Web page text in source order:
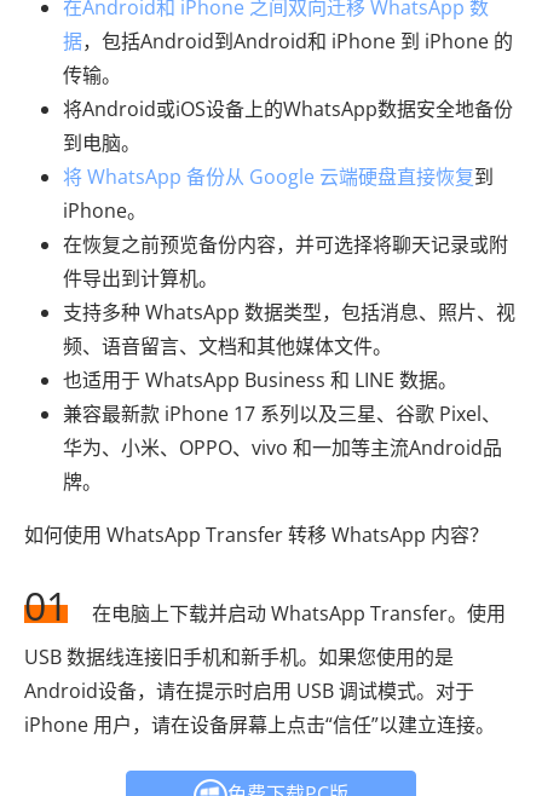
在Android和 iPhone 之间双向迁移 WhatsApp 数
据，包括Android到Android和 iPhone 到 iPhone 的
传输。
将Android或iOS设备上的WhatsApp数据安全地备份
到电脑。
将 WhatsApp 备份从 Google 云端硬盘直接恢复到
iPhone。
在恢复之前预览备份内容，并可选择将聊天记录或附
件导出到计算机。
支持多种 WhatsApp 数据类型，包括消息、照片、视
频、语音留言、文档和其他媒体文件。
也适用于 WhatsApp Business 和 LINE 数据。
兼容最新款 iPhone 17 系列以及三星、谷歌 Pixel、
华为、小米、OPPO、vivo 和一加等主流Android品
牌。
如何使用 WhatsApp Transfer 转移 WhatsApp 内容？
01
在电脑上下载并启动 WhatsApp Transfer。使用
USB 数据线连接旧手机和新手机。如果您使用的是
Android设备，请在提示时启用 USB 调试模式。对于
iPhone 用户，请在设备屏幕上点击“信任”以建立连接。